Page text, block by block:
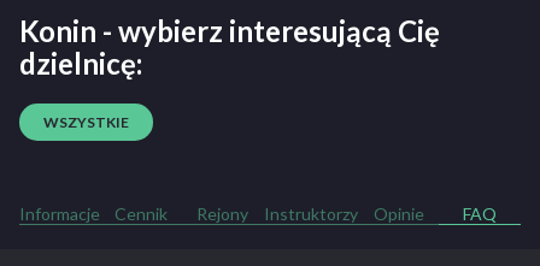
Konin - wybierz interesującą Cię
dzielnicę:
WSZYSTKIE
Informacje Cennik Rejony Instruktorzy Opinie FAQ